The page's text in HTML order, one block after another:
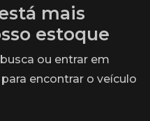
mais
estoque
ou entrar em
encontrar o veículo